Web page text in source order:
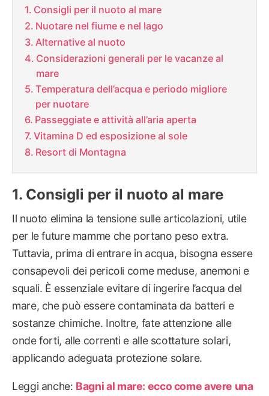
Consigli per il nuoto al mare
Nuotare nel fiume e nel lago
Alternative al nuoto
Considerazioni generali per le vacanze al
mare
Temperatura dell’acqua e periodo migliore
per nuotare
Passeggiate e attività all’aria aperta
Vitamina D ed esposizione al sole
Resort di Montagna
Consigli per il nuoto al mare
Il nuoto elimina la tensione sulle articolazioni, utile
per le future mamme che portano peso extra.
Tuttavia, prima di entrare in acqua, bisogna essere
consapevoli dei pericoli come meduse, anemoni e
squali. È essenziale evitare di ingerire l’acqua del
mare, che può essere contaminata da batteri e
sostanze chimiche. Inoltre, fate attenzione alle
onde forti, alle correnti e alle scottature solari,
applicando adeguata protezione solare.
Leggi anche: Bagni al mare: ecco come avere una